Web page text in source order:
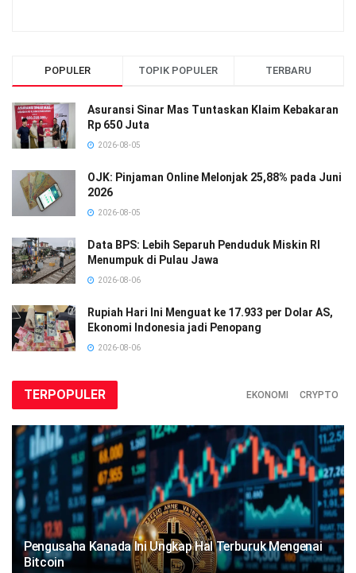
POPULER TOPIK POPULER TERBARU
Asuransi Sinar Mas Tuntaskan Klaim Kebakaran
Rp 650 Juta
2026-08-05
OJK: Pinjaman Online Melonjak 25,88% pada Juni
2026
2026-08-05
Data BPS: Lebih Separuh Penduduk Miskin RI
Menumpuk di Pulau Jawa
2026-08-06
Rupiah Hari Ini Menguat ke 17.933 per Dolar AS,
Ekonomi Indonesia jadi Penopang
2026-08-06
TERPOPULER EKONOMI CRYPTO
Pengusaha Kanada Ini Ungkap Hal Terburuk Mengenai
Bitcoin